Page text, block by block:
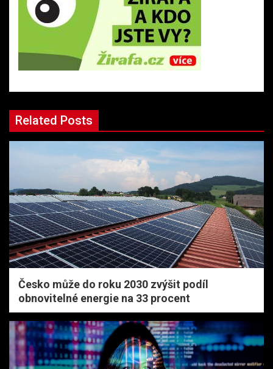
Related Posts
Česko může do roku 2030 zvýšit podíl
obnovitelné energie na 33 procent